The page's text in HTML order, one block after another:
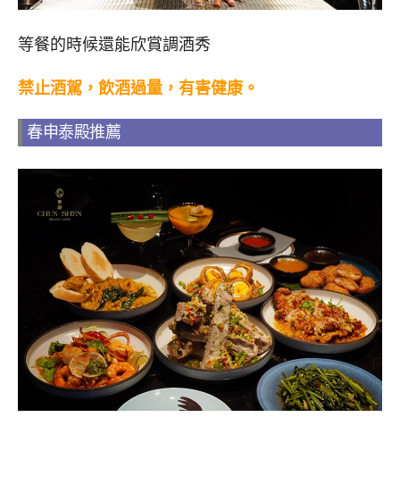
等餐的時候還能欣賞調酒秀
禁止酒駕，飲酒過量，有害健康。
春申泰殿推薦